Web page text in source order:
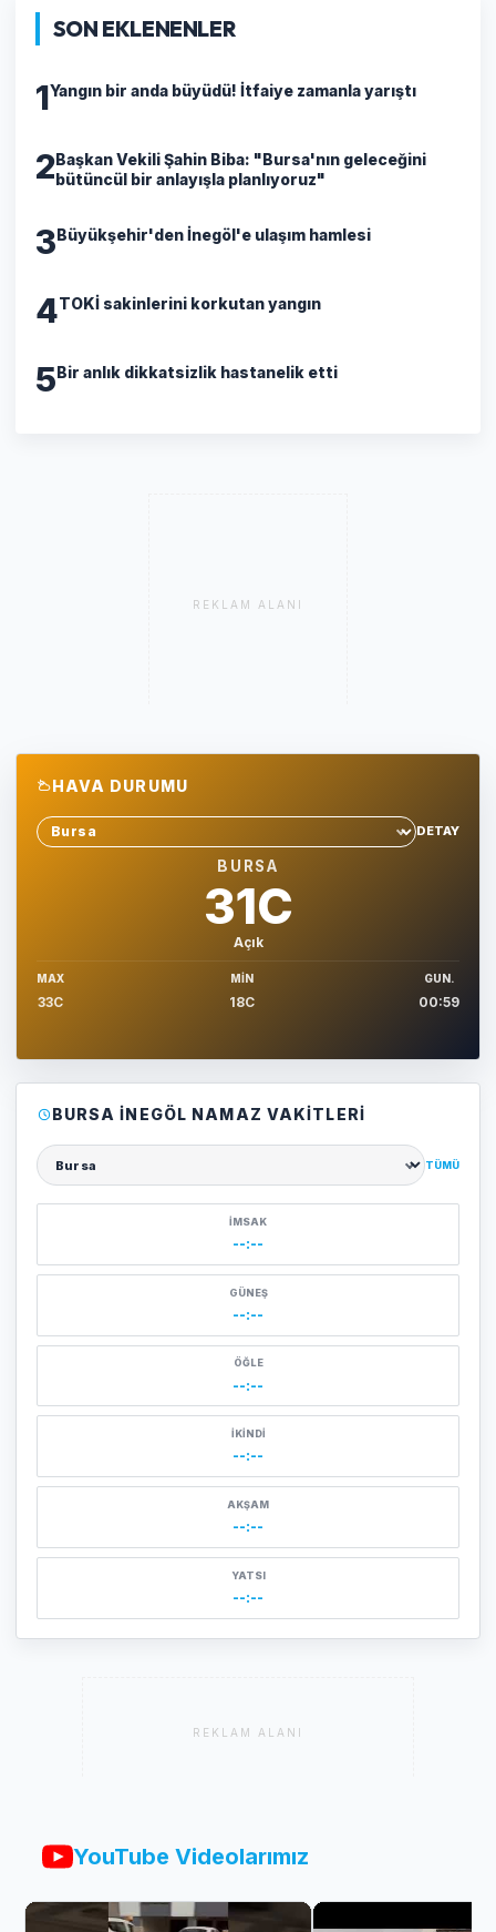
SON EKLENENLER
1Yangın bir anda büyüdü! İtfaiye zamanla yarıştı
2Başkan Vekili Şahin Biba: "Bursa'nın geleceğini
bütüncül bir anlayışla planlıyoruz"
3Büyükşehir'den İnegöl'e ulaşım hamlesi
4TOKİ sakinlerini korkutan yangın
5Bir anlık dikkatsizlik hastanelik etti
REKLAM ALANI
HAVA DURUMU
Sehir sec
DETAY
BURSA
31C
Açık
MAX
33C
MIN
18C
GUN.
00:59
BURSA İNEGÖL NAMAZ VAKITLERI
Şehir seçin
TÜMÜ
İMSAK
--:--
GÜNEŞ
--:--
ÖĞLE
--:--
İKINDI
--:--
AKŞAM
--:--
YATSI
--:--
REKLAM ALANI
YouTube Videolarımız